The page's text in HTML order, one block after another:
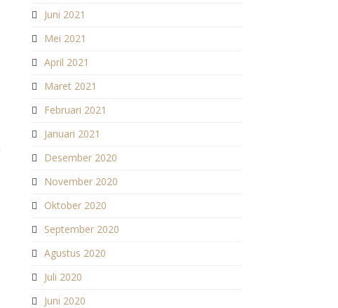
Juni 2021
Mei 2021
April 2021
Maret 2021
Februari 2021
Januari 2021
Desember 2020
November 2020
Oktober 2020
September 2020
Agustus 2020
Juli 2020
Juni 2020